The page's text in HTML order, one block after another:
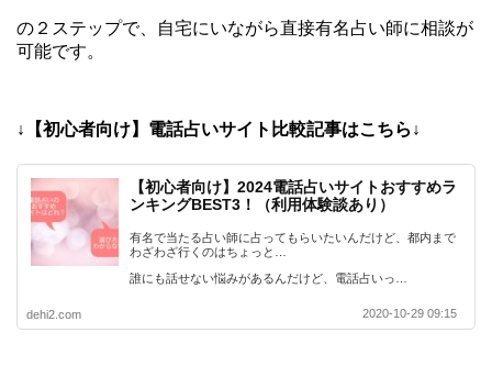
の２ステップで、自宅にいながら直接有名占い師に相談が
可能です。
↓【初心者向け】電話占いサイト比較記事はこちら↓
【初心者向け】2024電話占いサイトおすすめラ
ンキングBEST3！（利用体験談あり）
有名で当たる占い師に占ってもらいたいんだけど、都内まで
わざわざ行くのはちょっと…
誰にも話せない悩みがあるんだけど、電話占いっ…
dehi2.com 2020-10-29 09:15